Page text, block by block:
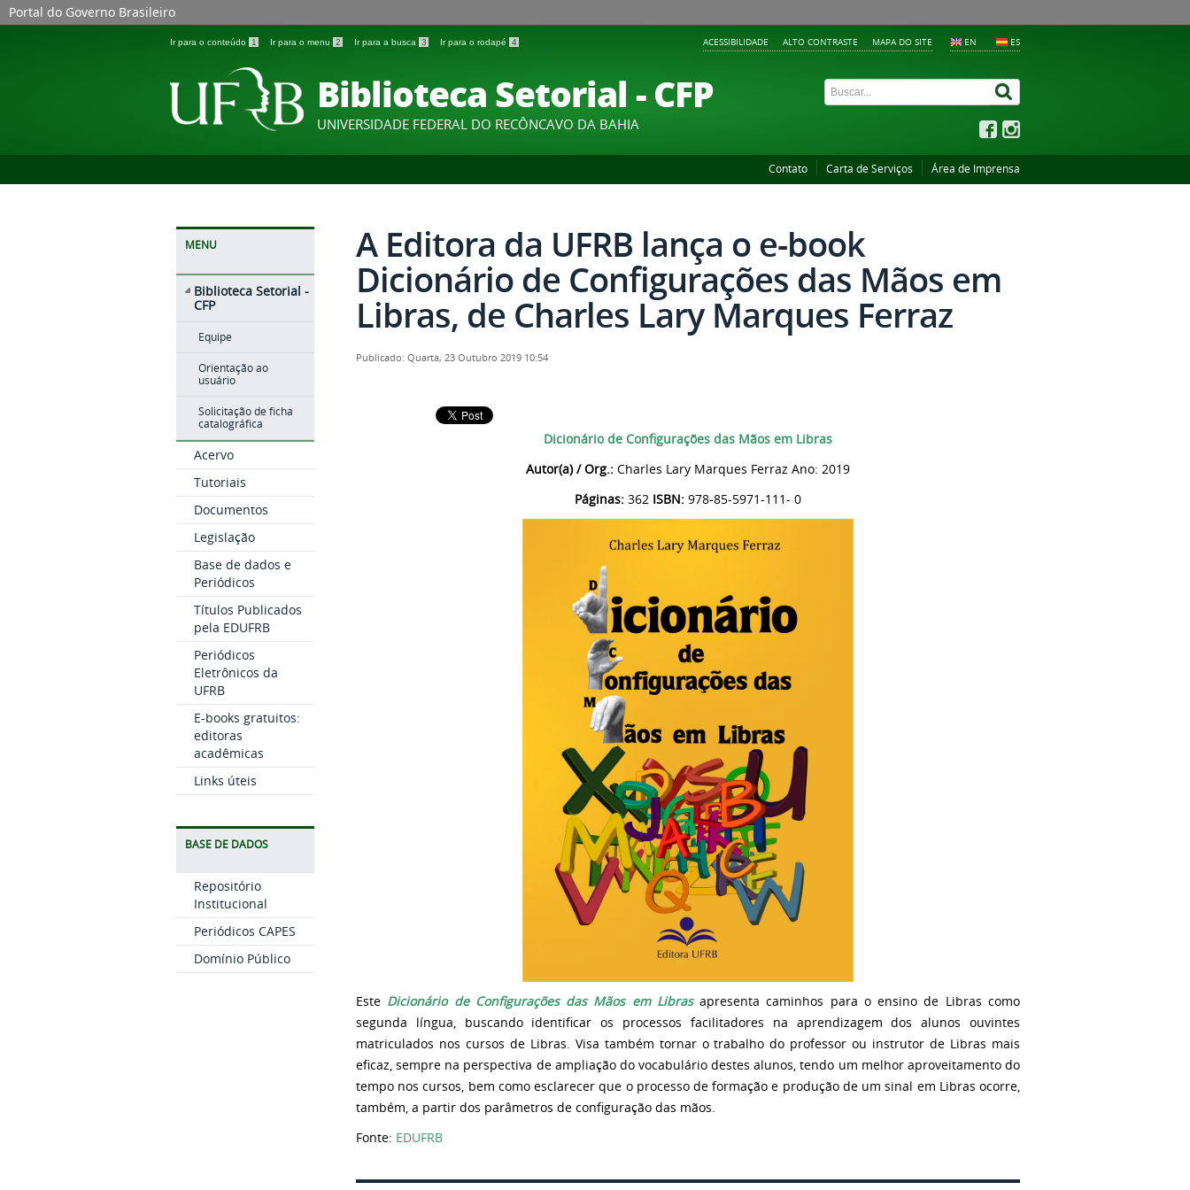
Portal do Governo Brasileiro
Ir para o conteúdo 1 Ir para o menu 2 Ir para a busca 3 Ir para o rodapé 4 EN ES
ACESSIBILIDADE ALTO CONTRASTE MAPA DO SITE
Biblioteca Setorial - CFP
UNIVERSIDADE FEDERAL DO RECÔNCAVO DA BAHIA
Contato Carta de Serviços Área de Imprensa
MENU
Biblioteca Setorial -
CFP
Equipe
Orientação ao
usuário
Solicitação de ficha
catalográfica
Acervo
Tutoriais
Documentos
Legislação
Base de dados e
Periódicos
Títulos Publicados
pela EDUFRB
Periódicos
Eletrônicos da
UFRB
E-books gratuitos:
editoras
acadêmicas
Links úteis
BASE DE DADOS
Repositório
Institucional
Periódicos CAPES
Domínio Público
A Editora da UFRB lança o e-book
Dicionário de Configurações das Mãos em
Libras, de Charles Lary Marques Ferraz
Publicado: Quarta, 23 Outubro 2019 10:54
Dicionário de Configurações das Mãos em Libras
Autor(a) / Org.: Charles Lary Marques Ferraz Ano: 2019
Páginas: 362 ISBN: 978-85-5971-111- 0
Este Dicionário de Configurações das Mãos em Librasapresenta caminhos para o ensino de Libras como
segunda língua, buscando identificar os processos facilitadores na aprendizagem dos alunos ouvintes
matriculados nos cursos de Libras. Visa também tornar o trabalho do professor ou instrutor de Libras mais
eficaz, sempre na perspectiva de ampliação do vocabulário destes alunos, tendo um melhor aproveitamento do
tempo nos cursos, bem como esclarecer que o processo de formação e produção de um sinal em Libras ocorre,
também, a partir dos parâmetros de configuração das mãos.
Fonte: EDUFRB